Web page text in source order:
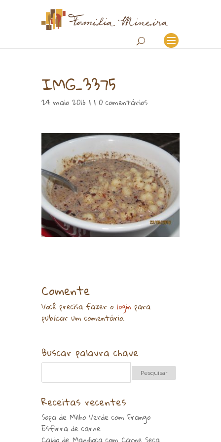
IMG_3375
24 maio 2016 | | 0 comentários
Comente
Você precisa fazer o login para
publicar um comentário.
Buscar palavra chave
Receitas recentes
Sopa de Milho Verde com Frango
Esfirra de carne